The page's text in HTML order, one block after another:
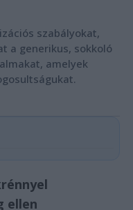
szabályokat,
a generikus, sokkoló
amelyek
ellen